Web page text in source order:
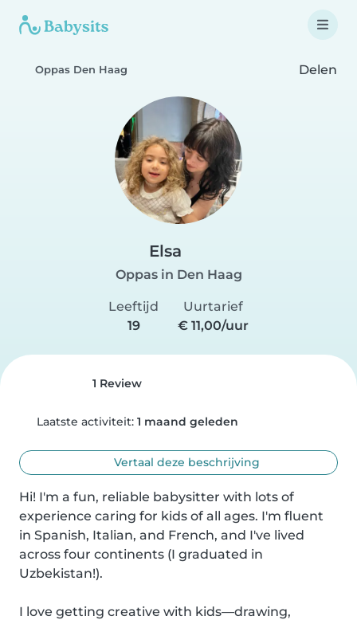
Oppas Den Haag Delen
Elsa
Oppas in Den Haag
Leeftijd
19
Uurtarief
€ 11,00/uur
1 Review
Laatste activiteit: 1 maand geleden
Vertaal deze beschrijving
Hi! I'm a fun, reliable babysitter with lots of
experience caring for kids of all ages. I'm fluent
in Spanish, Italian, and French, and I've lived
across four continents (I graduated in
Uzbekistan!).
I love getting creative with kids—drawing,